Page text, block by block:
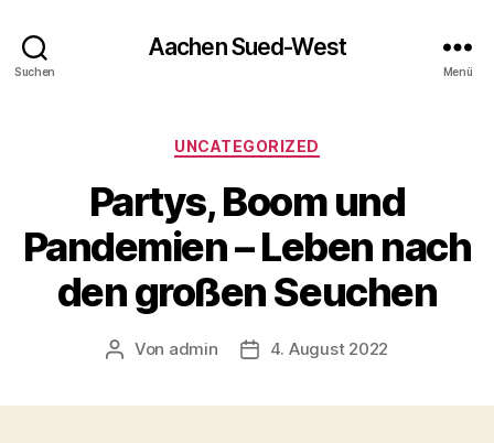
Suchen
Aachen Sued-West
Menü
Kategorien
UNCATEGORIZED
Partys, Boom und
Pandemien – Leben nach
den großen Seuchen
Beitragsautor
Von admin Veröffentlichungsdatum
4. August 2022